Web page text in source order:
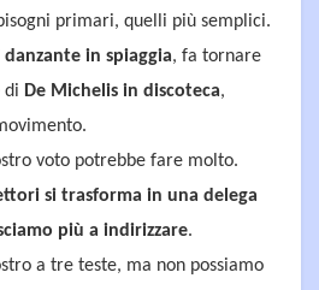
primari, quelli più semplici.
danzante in spiaggia, fa tornare
di De Michelis in discoteca,
voto potrebbe fare molto.
si trasforma in una delega
più a indirizzare.
a tre teste, ma non possiamo